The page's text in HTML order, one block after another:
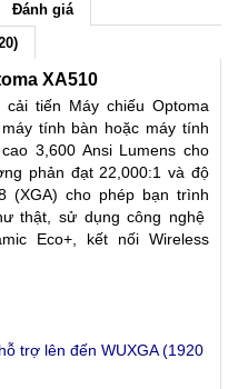
Đánh giá
XA510
tiến Máy chiếu Optoma
tính bàn hoặc máy tính
3,600 Ansi Lumens cho
phản đạt 22,000:1 và độ
(XGA) cho phép bạn trình
thật, sử dụng công nghệ
Eco+, kết nối Wireless
hỗ trợ lên đến WUXGA (1920